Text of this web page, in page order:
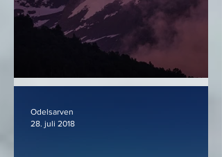
Det vakre i det dunkle
Odelsarven
28. juli 2018